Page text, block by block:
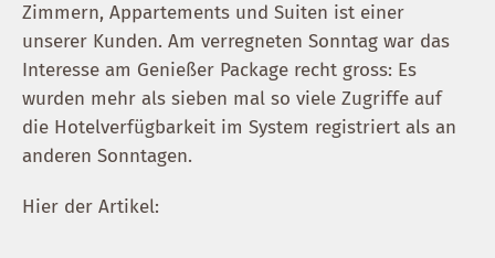
Zimmern, Appartements und Suiten ist einer
unserer Kunden. Am verregneten Sonntag war das
Interesse am Genießer Package recht gross: Es
wurden mehr als sieben mal so viele Zugriffe auf
die Hotelverfügbarkeit im System registriert als an
anderen Sonntagen.
Hier der Artikel: